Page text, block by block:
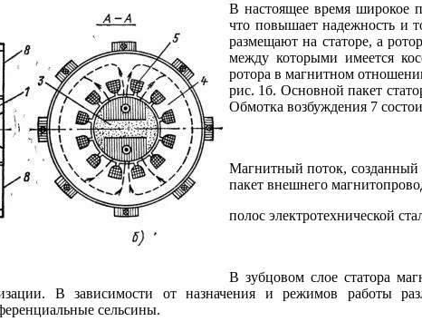
В настоящее время широкое
что повышает надежность и
размещают на статоре, а
между которыми имеется
ротора в магнитном
рис. 1б. Основной пакет
Обмотка возбуждения 7
Магнитный поток, созданный
пакет внешнего
полос электротехнической
В зубцовом слое статора
В зависимости от назначения и режимов работы
сельсины.